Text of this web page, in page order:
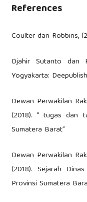
References
Coulter dan Robbins,
Djahir Sutanto dan
Yogyakarta: Deepublish
Dewan Perwakilan
(2018). “ tugas dan
Sumatera Barat”
Dewan Perwakilan
(2018). Sejarah
Provinsi Sumatera